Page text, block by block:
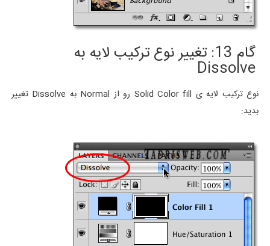
گام 13: تغییر نوع ترکیب لایه به
Dissolve
نوع ترکیب لایه ی Solid Color fill رو از Normal به Dissolve تغییر
بدید: